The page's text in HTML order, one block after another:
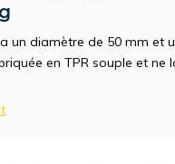
un diamètre de 50 mm et
en TPR souple et ne